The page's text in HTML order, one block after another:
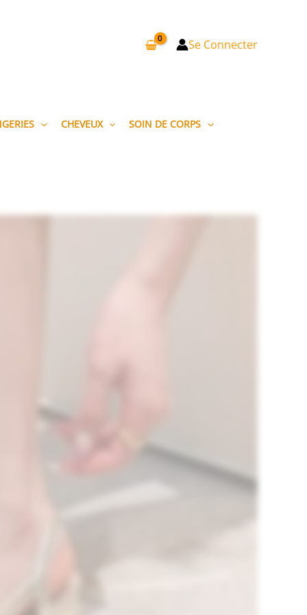
Se Connecter
CHEVEUX SOIN DE CORPS